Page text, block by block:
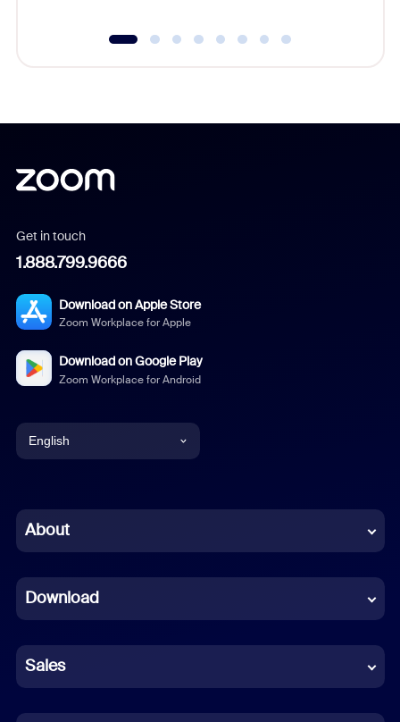
Get in touch
1.888.799.9666
Download on Apple Store
Zoom Workplace for Apple
Download on Google Play
Zoom Workplace for Android
English
Chinese (Simplified)
French
German
Indonesian
About
Download
Sales